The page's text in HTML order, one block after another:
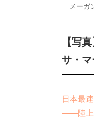
メーガ
【写
サ・
日本最
――陸上